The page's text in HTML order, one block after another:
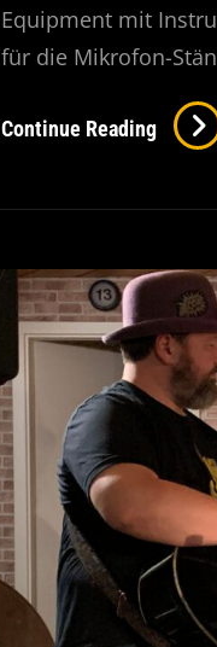
Equipment mit
für die Mikrofon-
Continue Reading
Am